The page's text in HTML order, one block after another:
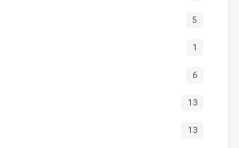
5
1
6
13
13